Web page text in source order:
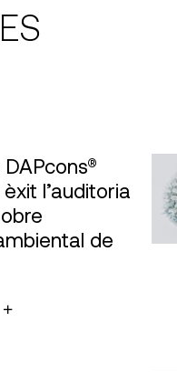
l’auditoria
de